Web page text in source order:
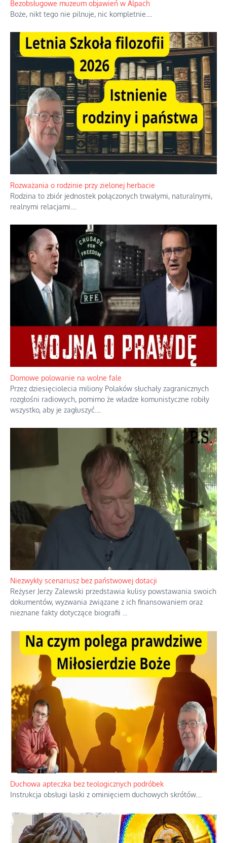
wojny światowej byli internowani...
Bezobsługowe muzeum objawień w Alpach
Boże, nikt tego nie pilnuje, nic kompletnie....
Rozważania o rodzinie przy zielonej herbacie
Rodzina to zbiór jednostek połączonych trwałymi, naturalnymi,
realnymi relacjami....
Domowe polowanie na wolne fale
Przez dziesięciolecia miliony Polaków słuchały zagranicznych
rozgłośni radiowych, pomimo że władze komunistyczne robiły
wszystko, aby je zagłuszyć....
Niezwykły scenariusz bez państwowej dotacji
Reżyser Jerzy Zalewski przedstawia kulisy powstawania swoich
dokumentów, wyzwania związane z ich finansowaniem oraz
nieznane fakty dotyczące biografii...